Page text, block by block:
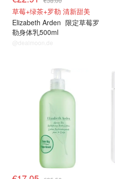
草莓+绿茶+罗勒 清新甜美
Elizabeth Arden 限定草莓罗
勒身体乳500ml
@dealmoon.de